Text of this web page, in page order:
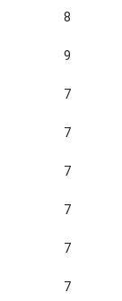
8
9
7
7
7
7
7
7